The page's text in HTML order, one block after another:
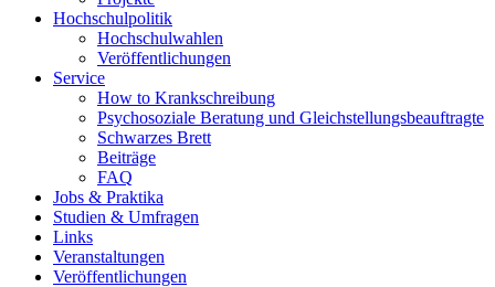
Hochschulpolitik
Hochschulwahlen
Veröffentlichungen
Service
How to Krankschreibung
Psychosoziale Beratung und Gleichstellungsbeauftragte
Schwarzes Brett
Beiträge
FAQ
Jobs & Praktika
Studien & Umfragen
Links
Veranstaltungen
Veröffentlichungen